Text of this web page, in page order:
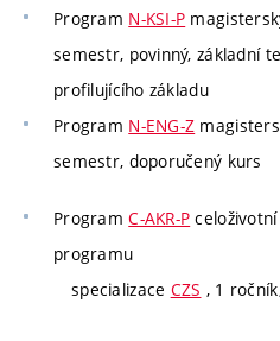
Program N-KSI-P
semestr, povinný, základní
profilujícího základu
Program N-ENG-Z
semestr, doporučený kurs
ProgramC-AKR-P
programu
specializace CZS , 1